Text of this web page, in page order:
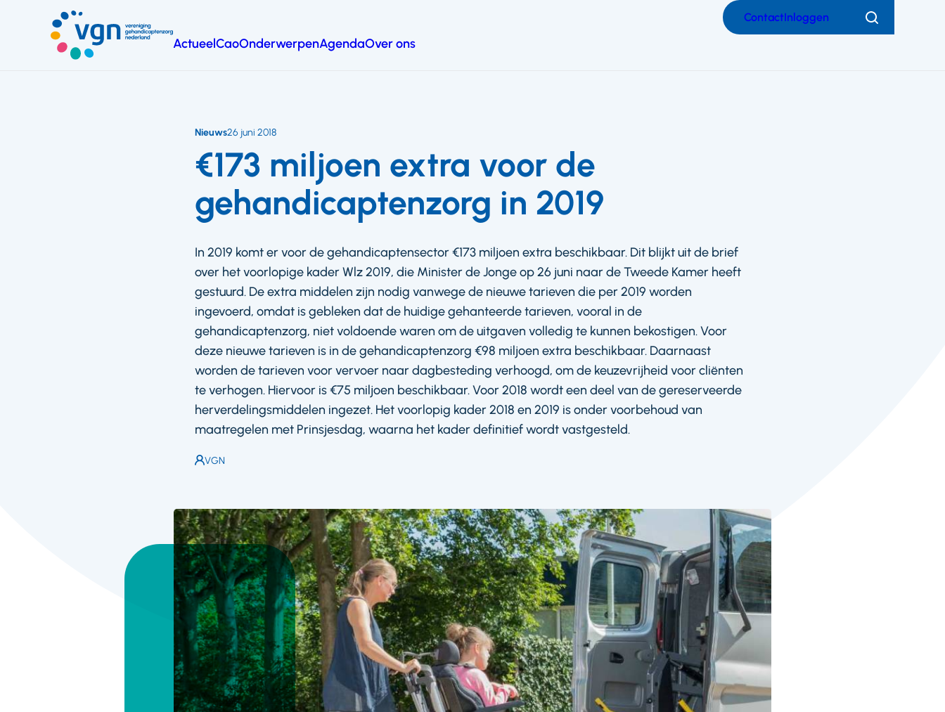
hoofdinhoud
ActueelCaoOnderwerpenAgendaOver ons
ContactInloggen Zoeken
€173 miljoen extra voor de
gehandicaptenzorg in 2019
Nieuws26 juni 2018
In 2019 komt er voor de gehandicaptensector €173 miljoen extra beschikbaar. Dit blijkt uit de brief
over het voorlopige kader Wlz 2019, die Minister de Jonge op 26 juni naar de Tweede Kamer heeft
gestuurd. De extra middelen zijn nodig vanwege de nieuwe tarieven die per 2019 worden
ingevoerd, omdat is gebleken dat de huidige gehanteerde tarieven, vooral in de
gehandicaptenzorg, niet voldoende waren om de uitgaven volledig te kunnen bekostigen. Voor
deze nieuwe tarieven is in de gehandicaptenzorg €98 miljoen extra beschikbaar. Daarnaast
worden de tarieven voor vervoer naar dagbesteding verhoogd, om de keuzevrijheid voor cliënten
te verhogen. Hiervoor is €75 miljoen beschikbaar. Voor 2018 wordt een deel van de gereserveerde
herverdelingsmiddelen ingezet. Het voorlopig kader 2018 en 2019 is onder voorbehoud van
maatregelen met Prinsjesdag, waarna het kader definitief wordt vastgesteld.
Auteur:
VGN